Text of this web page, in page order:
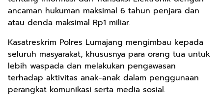
ancaman hukuman maksimal 6 tahun penjara dan
atau denda maksimal Rp1 miliar.
Kasatreskrim Polres Lumajang mengimbau kepada
seluruh masyarakat, khususnya para orang tua untuk
lebih waspada dan melakukan pengawasan
terhadap aktivitas anak-anak dalam penggunaan
perangkat komunikasi serta media sosial.